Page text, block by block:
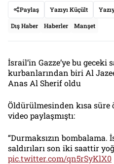
Paylaş
Yazıyı Küçült
Dış Haber Haberler Manşet
İsrail’in Gazze’ye bu geceki
kurbanlarından biri Al
Anas Al Sherif oldu
Öldürülmesinden kısa süre
video paylaşmıştı:
“Durmaksızın
saldırıları son iki saattir
pic.twitter.com/qn5rSyKlX0